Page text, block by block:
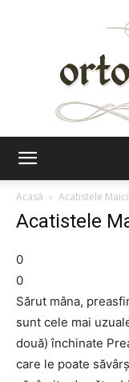
Acasă
Acatistele
Acatistele
0
0
Sărut mâna,
sunt cele mai
două) închinate
care le poate